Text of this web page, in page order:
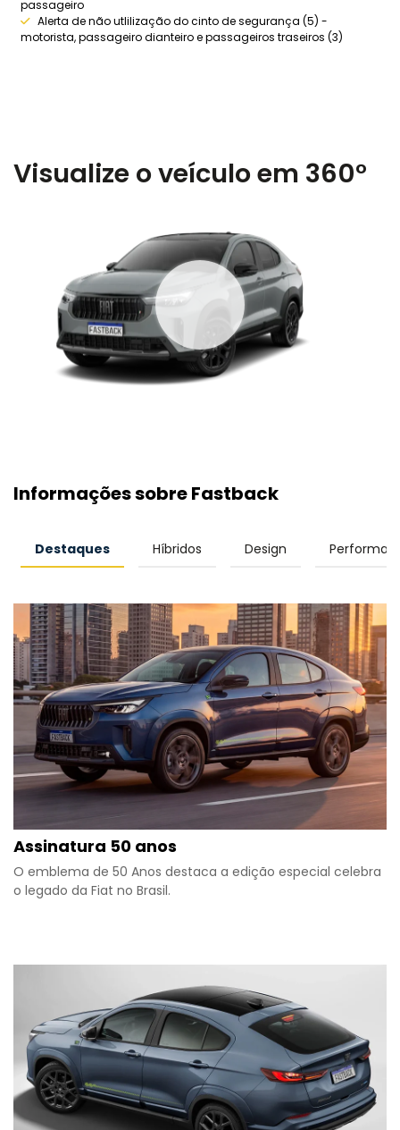
passageiro
Alerta de não utlilização do cinto de segurança (5) -
motorista, passageiro dianteiro e passageiros traseiros (3)
Visualize o veículo em 360°
Informações sobre Fastback
Destaques Híbridos Design
Assinatura 50 anos
O emblema de 50 Anos destaca a edição especial celebra
o legado da Fiat no Brasil.